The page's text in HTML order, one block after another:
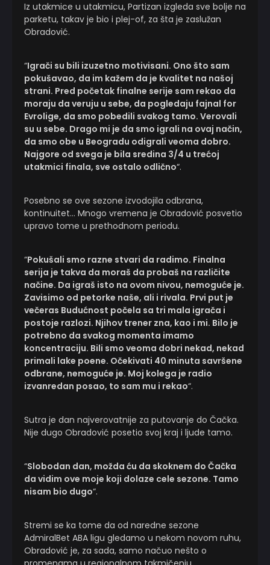
Iz utakmice u utakmicu, Partizan izgleda sve bolje na
parketu, takav je bio i plej-of, za šta je zaslužan
Obradović.
“Igrači su bili izuzetno motivisani. Ono što sam
pokušavao, da im kažem da je kvalitet na našoj
strani. Pred početak finalne serije sam rekao da
moraju da veruju u sebe, da pogledaju fajnal for
Evrolige, da smo pobedili svakog tamo. Verovali
su u sebe. Drago mi je da smo igrali na ovaj način,
da smo obe u Beogradu odigrali veoma dobro.
Najgore od svega je bila sredina 3/4 u trećoj
utakmici finala, sve ostalo odlično“.
Posebno se ove sezone izvodojila odbrana,
kontinuitet… Mnogo vremena je Obradović posvetio
upravo tome u prethodnom periodu.
“Pokušali smo razne stvari da radimo. Finalna
serija je takva da moraš da probaš na različite
načine. Da igraš isto na ovom nivou, nemoguće je.
Zavisimo od petorke naše, ali i rivala. Prvi put je
večeras Budućnost počela sa tri mala igrača i
postoje razlozi. Njihov trener zna, kao i mi. Bilo je
potrebno da svakog momenta imamo
koncentraciju. Bili smo veoma dobri nekad, nekad
primali lake poene. Očekivati 40 minuta savršene
odbrane, nemoguće je. Moj kolega je radio
izvanredan posao, to sam mu i rekao“.
Sutra je dan najverovatnije za putovanje do Čačka.
Nije dugo Obradović posetio svoj kraj i ljude tamo.
“Slobodan dan, možda ću da skoknem do Čačka
da vidim ove moje koji dolaze cele sezone. Tamo
nisam bio dugo“.
Stremi se ka tome da od naredne sezone
AdmiralBet ABA ligu gledamo u nekom novom ruhu,
Obradović je, za sada, samo načuo nešto o